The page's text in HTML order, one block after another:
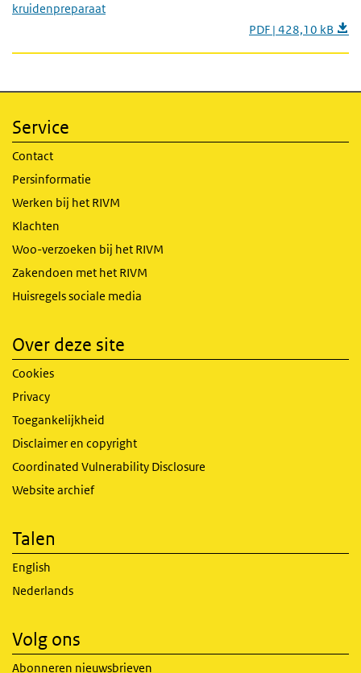
kruidenpreparaat
PDF | 428,10 kB
Service
Contact
Persinformatie
Werken bij het RIVM
Klachten
Woo-verzoeken bij het RIVM
Zakendoen met het RIVM
Huisregels sociale media
Over deze site
Cookies
Privacy
Toegankelijkheid
Disclaimer en copyright
Coordinated Vulnerability Disclosure
Website archief
Talen
English
Nederlands
Volg ons
Abonneren nieuwsbrieven